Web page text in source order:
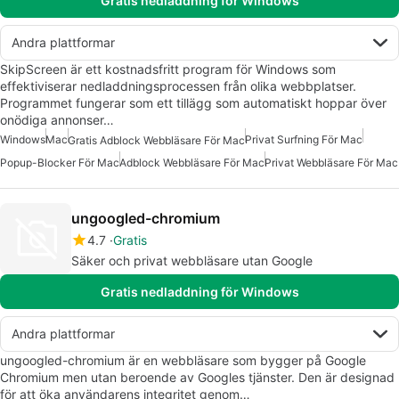
Andra plattformar
SkipScreen är ett kostnadsfritt program för Windows som
effektiviserar nedladdningsprocessen från olika webbplatser.
Programmet fungerar som ett tillägg som automatiskt hoppar över
onödiga annonser…
WindowsMacGratis Adblock Webbläsare För MacPrivat Surfning För Mac
Popup-Blocker För MacAdblock Webbläsare För MacPrivat Webbläsare För Mac
ungoogled-chromium
4.7 Gratis
Säker och privat webbläsare utan Google
Gratis nedladdning för Windows
Andra plattformar
ungoogled-chromium är en webbläsare som bygger på Google
Chromium men utan beroende av Googles tjänster. Den är designad
för att öka användarens integritet genom…